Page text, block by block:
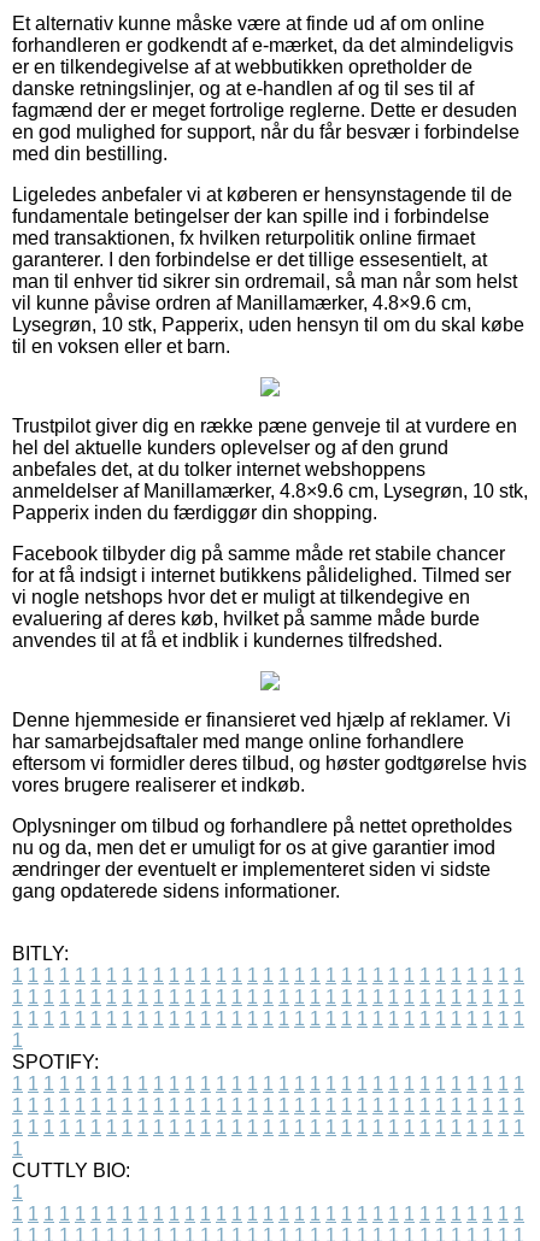
Et alternativ kunne måske være at finde ud af om online
forhandleren er godkendt af e-mærket, da det almindeligvis
er en tilkendegivelse af at webbutikken opretholder de
danske retningslinjer, og at e-handlen af og til ses til af
fagmænd der er meget fortrolige reglerne. Dette er desuden
en god mulighed for support, når du får besvær i forbindelse
med din bestilling.
Ligeledes anbefaler vi at køberen er hensynstagende til de
fundamentale betingelser der kan spille ind i forbindelse
med transaktionen, fx hvilken returpolitik online firmaet
garanterer. I den forbindelse er det tillige essesentielt, at
man til enhver tid sikrer sin ordremail, så man når som helst
vil kunne påvise ordren af Manillamærker, 4.8×9.6 cm,
Lysegrøn, 10 stk, Papperix, uden hensyn til om du skal købe
til en voksen eller et barn.
Trustpilot giver dig en række pæne genveje til at vurdere en
hel del aktuelle kunders oplevelser og af den grund
anbefales det, at du tolker internet webshoppens
anmeldelser af Manillamærker, 4.8×9.6 cm, Lysegrøn, 10 stk,
Papperix inden du færdiggør din shopping.
Facebook tilbyder dig på samme måde ret stabile chancer
for at få indsigt i internet butikkens pålidelighed. Tilmed ser
vi nogle netshops hvor det er muligt at tilkendegive en
evaluering af deres køb, hvilket på samme måde burde
anvendes til at få et indblik i kundernes tilfredshed.
Denne hjemmeside er finansieret ved hjælp af reklamer. Vi
har samarbejdsaftaler med mange online forhandlere
eftersom vi formidler deres tilbud, og høster godtgørelse hvis
vores brugere realiserer et indkøb.
Oplysninger om tilbud og forhandlere på nettet opretholdes
nu og da, men det er umuligt for os at give garantier imod
ændringer der eventuelt er implementeret siden vi sidste
gang opdaterede sidens informationer.
BITLY:
1 1 1 1 1 1 1 1 1 1 1 1 1 1 1 1 1 1 1 1 1 1 1 1 1 1 1 1 1 1 1 1 1
1 1 1 1 1 1 1 1 1 1 1 1 1 1 1 1 1 1 1 1 1 1 1 1 1 1 1 1 1 1 1 1 1
1 1 1 1 1 1 1 1 1 1 1 1 1 1 1 1 1 1 1 1 1 1 1 1 1 1 1 1 1 1 1 1 1
1
SPOTIFY:
1 1 1 1 1 1 1 1 1 1 1 1 1 1 1 1 1 1 1 1 1 1 1 1 1 1 1 1 1 1 1 1 1
1 1 1 1 1 1 1 1 1 1 1 1 1 1 1 1 1 1 1 1 1 1 1 1 1 1 1 1 1 1 1 1 1
1 1 1 1 1 1 1 1 1 1 1 1 1 1 1 1 1 1 1 1 1 1 1 1 1 1 1 1 1 1 1 1 1
1
CUTTLY BIO:
1
1 1 1 1 1 1 1 1 1 1 1 1 1 1 1 1 1 1 1 1 1 1 1 1 1 1 1 1 1 1 1 1 1
1 1 1 1 1 1 1 1 1 1 1 1 1 1 1 1 1 1 1 1 1 1 1 1 1 1 1 1 1 1 1 1 1